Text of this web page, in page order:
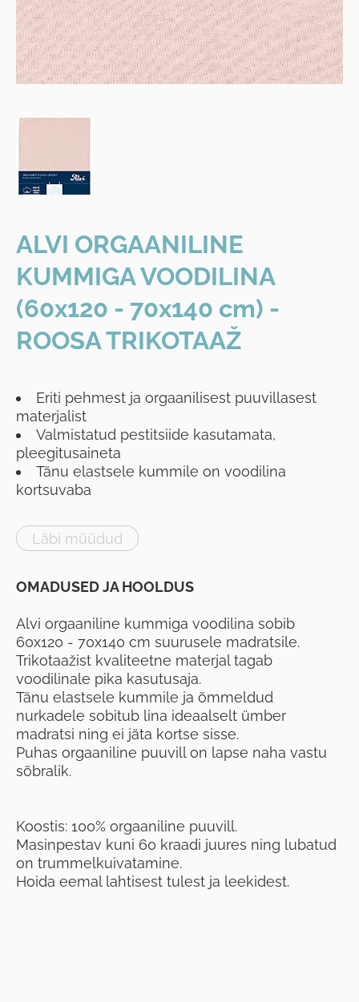
ALVI ORGAANILINE
KUMMIGA VOODILINA
(60x120 - 70x140 cm) -
ROOSA TRIKOTAAŽ
Eriti pehmest ja orgaanilisest puuvillasest
materjalist
Valmistatud pestitsiide kasutamata,
pleegitusaineta
Tänu elastsele kummile on voodilina
kortsuvaba
Läbi müüdud
OMADUSED JA HOOLDUS
Alvi orgaaniline kummiga voodilina sobib
60x120 - 70x140 cm suurusele madratsile.
Trikotaažist kvaliteetne materjal tagab
voodilinale pika kasutusaja.
Tänu elastsele kummile ja õmmeldud
nurkadele sobitub lina ideaalselt ümber
madratsi ning ei jäta kortse sisse.
Puhas orgaaniline puuvill on lapse naha vastu
sõbralik.
Koostis: 100% orgaaniline puuvill.
Masinpestav kuni 60 kraadi juures ning lubatud
on trummelkuivatamine.
Hoida eemal lahtisest tulest ja leekidest.